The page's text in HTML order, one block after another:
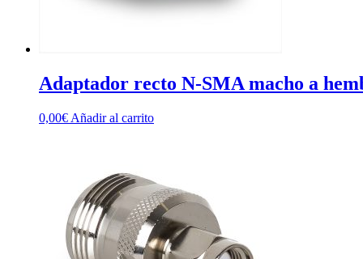
Adaptador recto N-SMA macho a
0,00€ Añadir al carrito